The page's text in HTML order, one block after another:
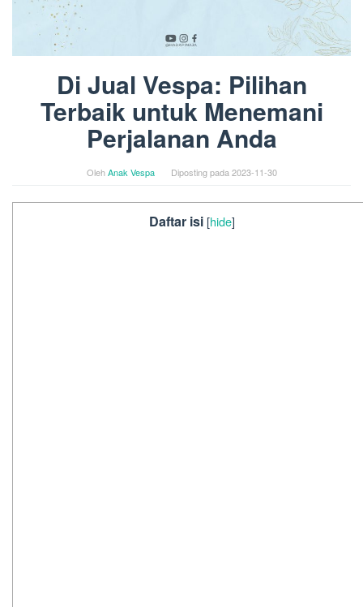
Di Jual Vespa: Pilihan
Terbaik untuk Menemani
Perjalanan Anda
OlehAnak Vespa Diposting pada 2023-11-30
Daftar isi [hide]